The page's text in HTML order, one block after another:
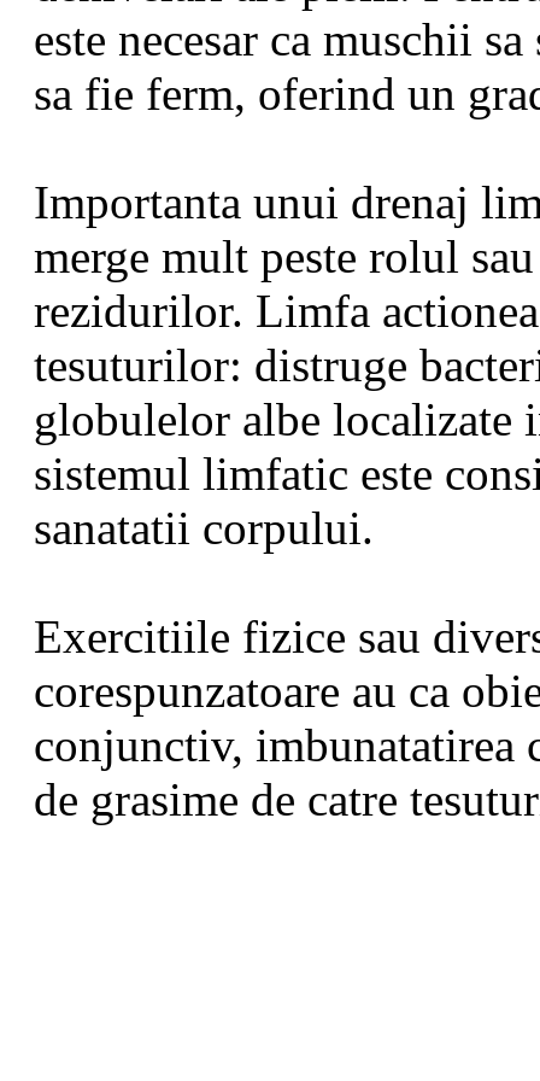
este necesar ca muschii
sa fie ferm, oferind un
Importanta unui drenaj
merge mult peste rolul
rezidurilor. Limfa
tesuturilor: distruge
globulelor albe localizate
sistemul limfatic este
sanatatii corpului.
Exercitiile fizice sau
corespunzatoare au ca
conjunctiv, imbunatatirea
de grasime de catre